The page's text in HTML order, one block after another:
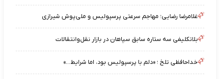
غلامرضا رضایی؛ مهاجم سرعتی پرسپولیس و ملی‌پوش شیرازی
بلاتکلیفی سه ستاره سابق سپاهان در بازار نقل‌وانتقالات
خداحافظی تلخ ؛ «دلم با پرسپولیس بود، اما شرایط…»